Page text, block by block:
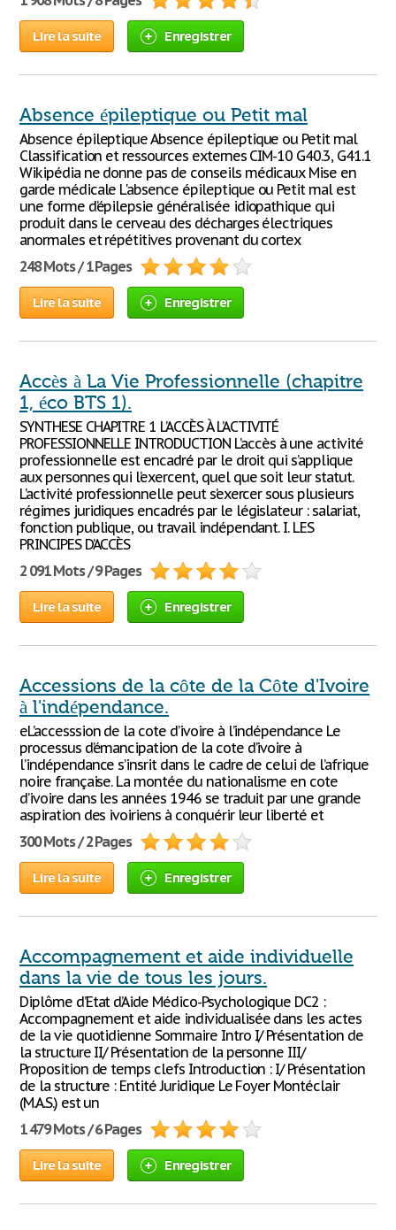
Lire la suite Enregistrer
Absence épileptique ou Petit mal
Absence épileptique Absence épileptique ou Petit mal
Classification et ressources externes CIM-10 G40.3, G41.1
Wikipédia ne donne pas de conseils médicaux Mise en
garde médicale L'absence épileptique ou Petit mal est
une forme d’épilepsie généralisée idiopathique qui
produit dans le cerveau des décharges électriques
anormales et répétitives provenant du cortex
248 Mots / 1 Pages
Lire la suite Enregistrer
Accès à La Vie Professionnelle (chapitre
1, éco BTS 1).
SYNTHESE CHAPITRE 1 L’ACCÈS À L’ACTIVITÉ
PROFESSIONNELLE INTRODUCTION L’accès à une activité
professionnelle est encadré par le droit qui s’applique
aux personnes qui l’exercent, quel que soit leur statut.
L’activité professionnelle peut s’exercer sous plusieurs
régimes juridiques encadrés par le législateur : salariat,
fonction publique, ou travail indépendant. I. LES
PRINCIPES D’ACCÈS
2 091 Mots / 9 Pages
Lire la suite Enregistrer
Accessions de la côte de la Côte d'Ivoire
à l'indépendance.
eL’accesssion de la cote d’ivoire à l’indépendance Le
processus d’émancipation de la cote d’ivoire à
l’indépendance s’insrit dans le cadre de celui de l’afrique
noire française. La montée du nationalisme en cote
d’ivoire dans les années 1946 se traduit par une grande
aspiration des ivoiriens à conquérir leur liberté et
300 Mots / 2 Pages
Lire la suite Enregistrer
Accompagnement et aide individuelle
dans la vie de tous les jours.
Diplôme d’Etat d’Aide Médico-Psychologique DC2 :
Accompagnement et aide individualisée dans les actes
de la vie quotidienne Sommaire Intro I/ Présentation de
la structure II/ Présentation de la personne III/
Proposition de temps clefs Introduction : I/ Présentation
de la structure : Entité Juridique Le Foyer Montéclair
(M.A.S.) est un
1 479 Mots / 6 Pages
Lire la suite Enregistrer